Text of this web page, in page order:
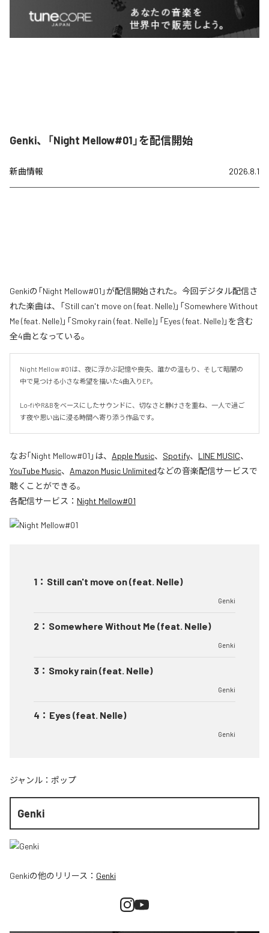
Genki、「Night Mellow#01」を配信開始
新曲情報 2026.8.1
Genkiの「Night Mellow#01」が配信開始された。今回デジタル配信さ
れた楽曲は、「Still can't move on (feat. Nelle)」「Somewhere Without
Me (feat. Nelle)」「Smoky rain (feat. Nelle)」「Eyes (feat. Nelle)」を含む
全4曲となっている。
Night Mellow #01は、夜に浮かぶ記憶や喪失、誰かの温もり、そして暗闇の
中で見つける小さな希望を描いた4曲入りEP。
Lo-fiやR&Bをベースにしたサウンドに、切なさと静けさを重ね、一人で過ご
す夜や思い出に浸る時間へ寄り添う作品です。
なお「Night Mellow#01 」は、 Apple Music、 Spotify、 LINE MUSIC、
YouTube Music、 Amazon Music Unlimitedなどの音楽配信サービスで
聴くことができる。
各配信サービス： Night Mellow#01
1 ： Still can't move on (feat. Nelle)
Genki
2 ： Somewhere Without Me (feat. Nelle)
Genki
3 ： Smoky rain (feat. Nelle)
Genki
4 ： Eyes (feat. Nelle)
Genki
ジャンル： ポップ
Genki
Genkiの他のリリース： Genki